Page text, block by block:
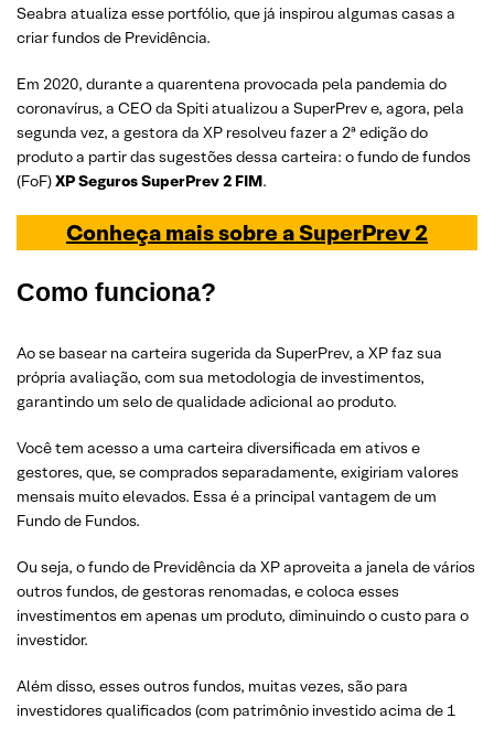
Seabra atualiza esse portfólio, que já inspirou algumas casas a
criar fundos de Previdência.
Em 2020, durante a quarentena provocada pela pandemia do
coronavírus, a CEO da Spiti atualizou a SuperPrev e, agora, pela
segunda vez, a gestora da XP resolveu fazer a 2ª edição do
produto a partir das sugestões dessa carteira: o fundo de fundos
(FoF)XP Seguros SuperPrev 2 FIM.
Conheça mais sobre a SuperPrev2
Como funciona?
Ao se basear na carteira sugerida da SuperPrev, a XP faz sua
própria avaliação, com sua metodologia de investimentos,
garantindo um selo de qualidade adicional ao produto.
Você tem acesso a uma carteira diversificada em ativos e
gestores, que, se comprados separadamente, exigiriam valores
mensais muito elevados. Essa é a principal vantagem de um
Fundo de Fundos.
Ou seja, o fundo de Previdência da XP aproveita a janela de vários
outros fundos, de gestoras renomadas, e coloca esses
investimentos em apenas um produto, diminuindo o custo para o
investidor.
Além disso, esses outros fundos, muitas vezes, são para
investidores qualificados (com patrimônio investido acima de 1